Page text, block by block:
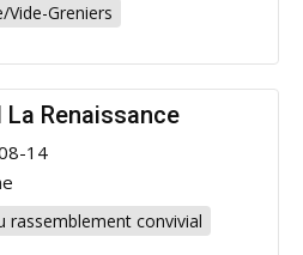
Vide-Greniers
La Renaissance
14
rassemblement convivial